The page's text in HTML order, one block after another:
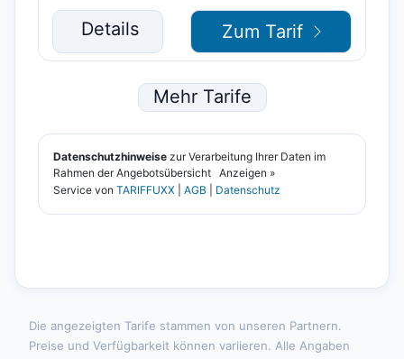
Die angezeigten Tarife stammen von unseren Partnern.
Preise und Verfügbarkeit können variieren. Alle Angaben